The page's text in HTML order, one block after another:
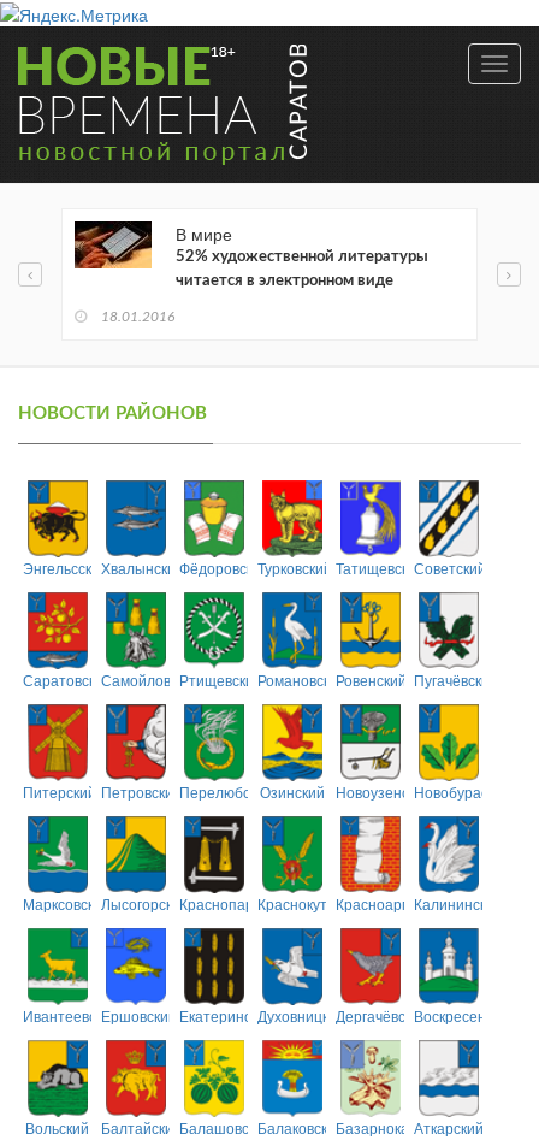
В мире
52% художественной литературы
читается в электронном виде
18.01.2016
НОВОСТИ РАЙОНОВ
ЭнгельсскийХвалынскийФёдоровскийТурковский ТатищевскийСоветский
СаратовскийСамойловскийРтищевскийРомановскийРовенский Пугачёвский
Питерский ПетровскийПерелюбскийОзинский НовоузенскийНовобурасский
МарксовскийЛысогорскийКраснопартизанский
КраснокутскийКрасноармейский
Калининский
ИвантеевскийЕршовский ЕкатериновскийДуховницкийДергачёвскийВоскресенский
Вольский БалтайскийБалашовскийБалаковскийБазарнокарабулакский
Аткарский